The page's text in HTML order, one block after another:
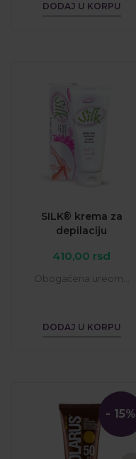
DODAJ U KORPU
SILK® krema za
depilaciju
410,00 rsd
Obogaćena ureom...
DODAJ U KORPU
- 15%